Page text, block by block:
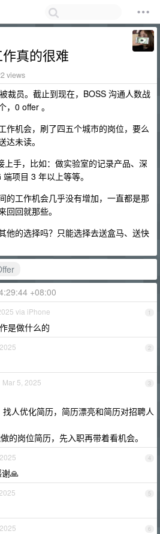
真的很难
views
裁员。截止到现在，BOSS 沟通人数战
0 offer 。
作机会，刷了四五个城市的岗位，要么
未读。
上手，比如：做实验室的记录产品、深
项目 3 年以上等等。
的工作机会几乎没有增加，一直都是那
回就那些。
他的选择吗？只能选择去送盒马、送快
+08:00
1
via iPhone
是做什么的
2
3
Mar 5, 2025
人优化简历，简历漂亮和简历对招聘人
的岗位简历，先入职再带着看机会。
4
🙏
5
6